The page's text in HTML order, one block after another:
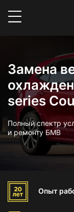
Замена
series
Полный спектр
и ремонту БМВ
Опыт